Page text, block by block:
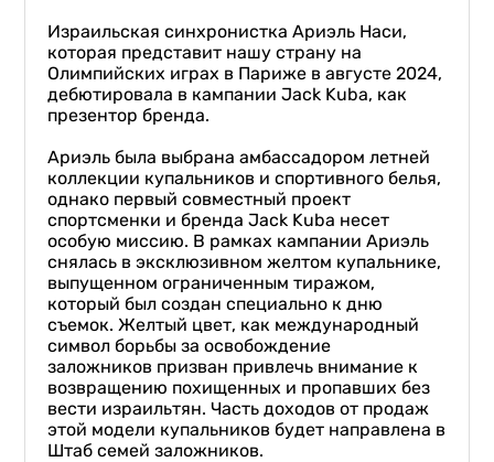
Израильская синхронистка Ариэль Наcи,
которая представит нашу страну на
Олимпийских играх в Париже в августе 2024,
дебютировала в кампании Jack Kuba, как
презентор бренда.
Ариэль была выбрана амбассадором летней
коллекции купальников и спортивного белья,
однако первый совместный проект
спортсменки и бренда Jack Kuba несет
особую миссию. В рамках кампании Ариэль
снялась в эксклюзивном желтом купальнике,
выпущенном ограниченным тиражом,
который был создан специально к дню
съемок. Желтый цвет, как международный
символ борьбы за освобождение
заложников призван привлечь внимание к
возвращению похищенных и пропавших без
вести израильтян. Часть доходов от продаж
этой модели купальников будет направлена в
Штаб семей заложников.